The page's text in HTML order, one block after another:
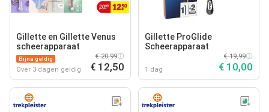
Gillette en Gillette Venus
scheerapparaat
Bijna geldig
Over 3 dagen geldig
€ 20,99
€ 12,50
Gillette ProGlide
Scheerapparaat
1 dag
€ 19,99
€ 10,00